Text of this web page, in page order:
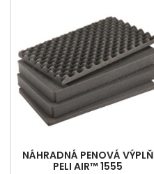
NÁHRADNÁ PENOVÁ VÝPLŇ
PELI AIR™ 1555